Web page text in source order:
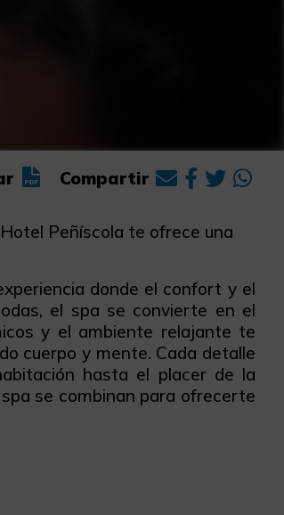
Compartir
Peñíscola te ofrece una
donde el confort y el
el spa se convierte en el
y el ambiente relajante te
cuerpo y mente. Cada detalle
hasta el placer de la
se combinan para ofrecerte